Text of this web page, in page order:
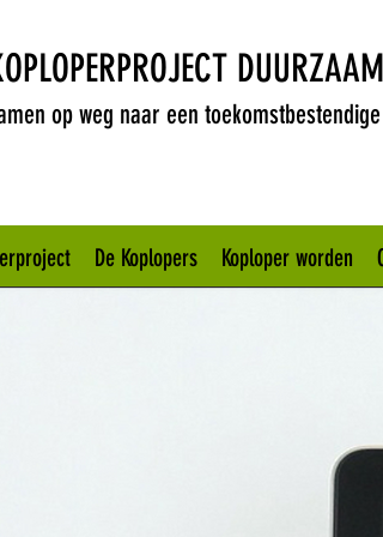
op weg naar een
De Koplopers Koploper worden